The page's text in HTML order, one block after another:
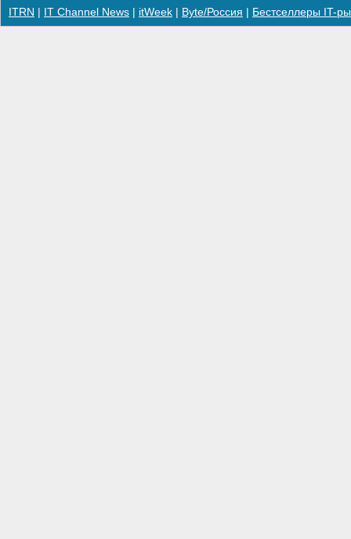
ITRN IT Channel News itWeek Byte/Россия Бестселлеры IT-